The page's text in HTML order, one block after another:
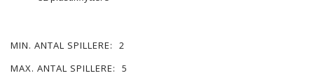
MIN. ANTAL SPILLERE:
2
MAX. ANTAL SPILLERE:
5